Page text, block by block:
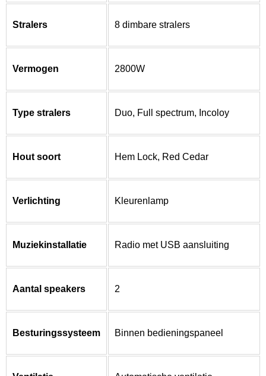
Stralers 8 dimbare stralers
Vermogen 2800W
Type stralers Duo, Full spectrum, Incoloy
Hout soort Hem Lock, Red Cedar
Verlichting Kleurenlamp
Muziekinstallatie Radio met USB aansluiting
Aantal speakers 2
Besturingssysteem Binnen bedieningspaneel